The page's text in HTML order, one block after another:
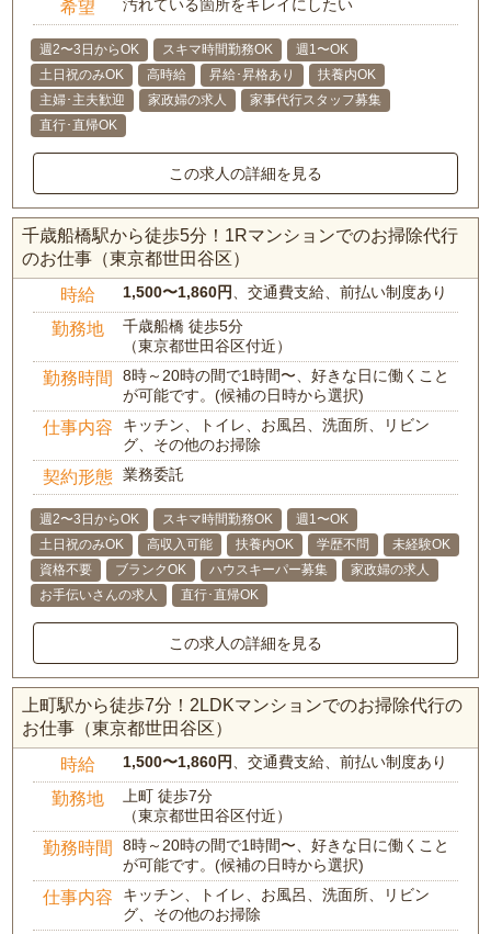
希望 汚れている箇所をキレイにしたい
週2〜3日からOK スキマ時間勤務OK
週1〜OK
土日祝のみOK
高時給 昇給･昇格あり
扶養内OK
主婦･主夫歓迎
家政婦の求人
家事代行スタッフ募集
直行･直帰OK
この求人の詳細を見る
千歳船橋駅から徒歩5分！1Rマンションでのお掃除代行
のお仕事（東京都世田谷区）
時給 1,500〜1,860円 、交通費支給、前払い制度あり
勤務地
千歳船橋 徒歩5分
（東京都世田谷区付近）
勤務時間
8時～20時の間で1時間〜、好きな日に働くこと
が可能です。(候補の日時から選択)
仕事内容
キッチン、トイレ、お風呂、洗面所、リビン
グ、その他のお掃除
契約形態 業務委託
週2〜3日からOK スキマ時間勤務OK
週1〜OK
土日祝のみOK
高収入可能 扶養内OK 学歴不問
未経験OK
資格不要
ブランクOK ハウスキーパー募集
家政婦の求人
お手伝いさんの求人
直行･直帰OK
この求人の詳細を見る
上町駅から徒歩7分！2LDKマンションでのお掃除代行の
お仕事（東京都世田谷区）
時給 1,500〜1,860円 、交通費支給、前払い制度あり
勤務地
上町 徒歩7分
（東京都世田谷区付近）
勤務時間
8時～20時の間で1時間〜、好きな日に働くこと
が可能です。(候補の日時から選択)
仕事内容
キッチン、トイレ、お風呂、洗面所、リビン
グ、その他のお掃除